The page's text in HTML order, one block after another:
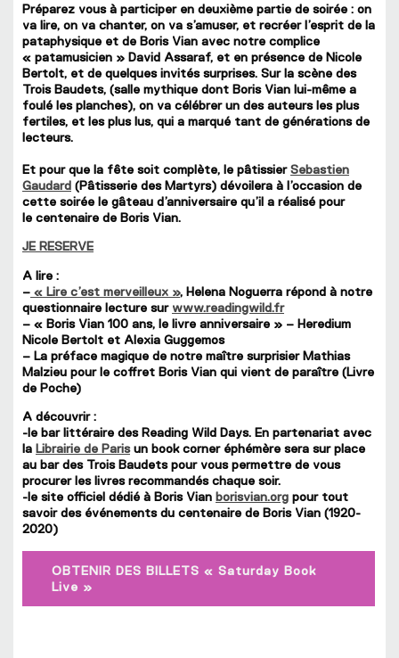
Préparez vous à participer en deuxième partie de soirée : on
va lire, on va chanter, on va s’amuser, et recréer l’esprit de la
pataphysique et de Boris Vian avec notre complice
« patamusicien » David Assaraf, et en présence de Nicole
Bertolt, et de quelques invités surprises. Sur la scène des
Trois Baudets, (salle mythique dont Boris Vian lui-même a
foulé les planches), on va célébrer un des auteurs les plus
fertiles, et les plus lus, qui a marqué tant de générations de
lecteurs.
Et pour que la fête soit complète, le pâtissierSebastien
Gaudard (Pâtisserie des Martyrs) dévoilera à l’occasion de
cette soirée le gâteau d’anniversaire qu’il a réalisé pour
le centenaire de Boris Vian.
JE RESERVE
A lire :
– « Lire c’est merveilleux », Helena Noguerra répond à notre
questionnaire lecture sur www.readingwild.fr
– « Boris Vian 100 ans, le livre anniversaire » – Heredium
Nicole Bertolt et Alexia Guggemos
– La préface magique de notre maître surprisier Mathias
Malzieu pour le coffret Boris Vian qui vient de paraître (Livre
de Poche)
A découvrir :
-le bar littéraire des Reading Wild Days. En partenariat avec
la Librairie de Parisun book corner éphémère sera sur place
au bar des Trois Baudets pour vous permettre de vous
procurer les livres recommandés chaque soir.
-le site officiel dédié à Boris Vian borisvian.org pour tout
savoir des événements du centenaire de Boris Vian (1920-
2020)
OBTENIR DES BILLETS « Saturday Book
Live »